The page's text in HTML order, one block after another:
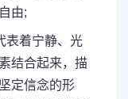
由;
表着宁静、光
结合起来，描
定信念的形